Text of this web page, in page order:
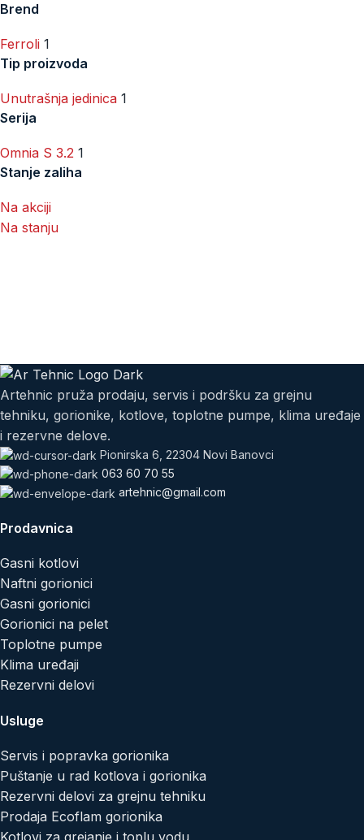
Brend
Ferroli 1
Tip proizvoda
Unutrašnja jedinica 1
Serija
Omnia S 3.2 1
Stanje zaliha
Na akciji
Na stanju
Artehnic pruža prodaju, servis i podršku za grejnu
tehniku, gorionike, kotlove, toplotne pumpe, klima uređaje
i rezervne delove.
Pionirska 6, 22304 Novi Banovci
063 60 70 55
artehnic@gmail.com
Prodavnica
Gasni kotlovi
Naftni gorionici
Gasni gorionici
Gorionici na pelet
Toplotne pumpe
Klima uređaji
Rezervni delovi
Usluge
Servis i popravka gorionika
Puštanje u rad kotlova i gorionika
Rezervni delovi za grejnu tehniku
Prodaja Ecoflam gorionika
Kotlovi za grejanje i toplu vodu